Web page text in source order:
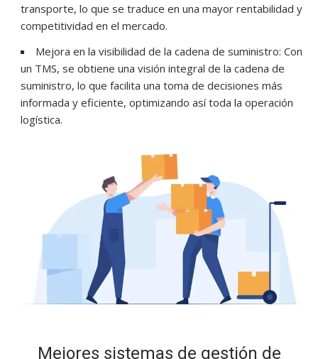
transporte, lo que se traduce en una mayor rentabilidad y
competitividad en el mercado.
Mejora en la visibilidad de la cadena de suministro: Con
un TMS, se obtiene una visión integral de la cadena de
suministro, lo que facilita una toma de decisiones más
informada y eficiente, optimizando así toda la operación
logística.
Mejores sistemas de gestión de